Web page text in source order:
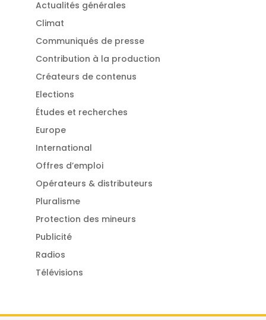
Actualités générales
Climat
Communiqués de presse
Contribution à la production
Créateurs de contenus
Elections
Études et recherches
Europe
International
Offres d’emploi
Opérateurs & distributeurs
Pluralisme
Protection des mineurs
Publicité
Radios
Télévisions